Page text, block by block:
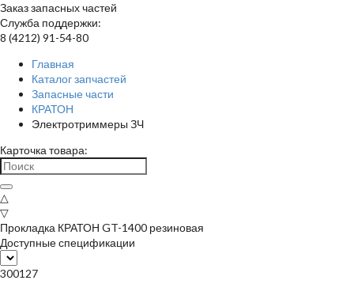
Заказ запасных частей
Служба поддержки:
8 (4212) 91-54-80
Главная
Каталог запчастей
Запасные части
КРАТОН
Электротриммеры ЗЧ
Карточка товара:
△
▽
Прокладка КРАТОН GT-1400 резиновая
Доступные спецификации
300127